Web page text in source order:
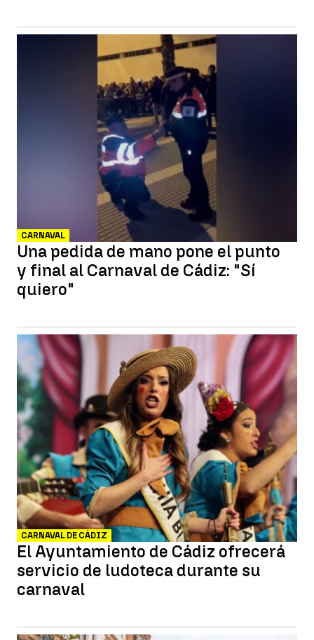
CARNAVAL
Una pedida de mano pone el punto
y final al Carnaval de Cádiz: "Sí
quiero"
CARNAVAL DE CÁDIZ
El Ayuntamiento de Cádiz ofrecerá
servicio de ludoteca durante su
carnaval